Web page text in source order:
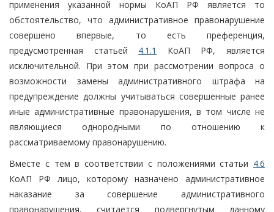
применения указанной нормы КоАП РФ является то
обстоятельство, что административное правонарушение
совершено впервые, то есть преференция,
предусмотренная статьей 4.1.1
КоАП РФ, является
исключительной. При этом при рассмотрении вопроса о
возможности замены административного штрафа на
предупреждение должны учитываться совершенные ранее
иные административные правонарушения, в том числе не
являющиеся однородными по отношению к
рассматриваемому правонарушению.
Вместе с тем в соответствии с положениями статьи 4.6
КоАП РФ лицо, которому назначено административное
наказание за совершение административного
правонарушения, считается подвергнутым данному